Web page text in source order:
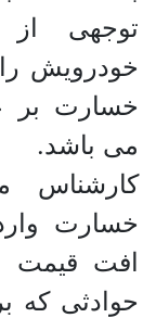
توجهی
خودرویش را
خسارت بر
می باشد.
کارشناس
خسارت
افت قیمت
حوادثی که